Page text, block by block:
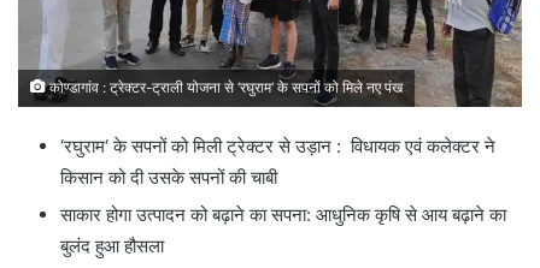
कोण्डागांव : ट्रेक्टर-ट्राली योजना से ‘रघुराम‘ के सपनों को मिले नए पंख
‘रघुराम‘ के सपनों को मिली ट्रेक्टर से उड़ान : विधायक एवं कलेक्टर ने
किसान को दी उसके सपनों की चाबी
साकार होगा उत्पादन को बढ़ाने का सपना: आधुनिक कृषि से आय बढ़ाने का
बुलंद हुआ हौसला